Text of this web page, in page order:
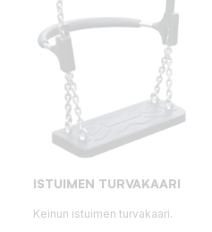
ISTUIMEN TURVAKAARI
Keinun istuimen turvakaari.